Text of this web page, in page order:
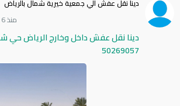
دينا نقل عفش الي جمعية خيرية شمال بالرياض
منذ 6 ساعات
50269057